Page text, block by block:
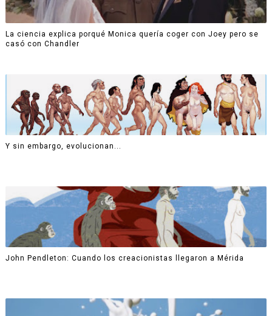
La ciencia explica porqué Monica quería coger con Joey pero se
casó con Chandler
Y sin embargo, evolucionan...
John Pendleton: Cuando los creacionistas llegaron a Mérida